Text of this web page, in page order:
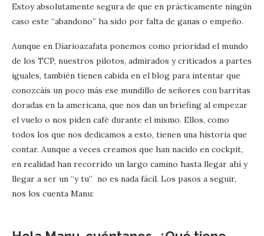
Estoy absolutamente segura de que en prácticamente ningún
caso este “abandono” ha sido por falta de ganas o empeño.
Aunque en Diarioazafata ponemos como prioridad el mundo
de los TCP, nuestros pilotos, admirados y criticados a partes
iguales, también tienen cabida en el blog para intentar que
conozcáis un poco más ese mundillo de señores con barritas
doradas en la americana, que nos dan un briefing al empezar
el vuelo o nos piden café durante el mismo. Ellos, como
todos los que nos dedicamos a esto, tienen una historia que
contar. Aunque a veces creamos que han nacido en cockpit,
en realidad han recorrido un largo camino hasta llegar ahí y
llegar a ser un “y tu” no es nada fácil. Los pasos a seguir,
nos los cuenta Manu: